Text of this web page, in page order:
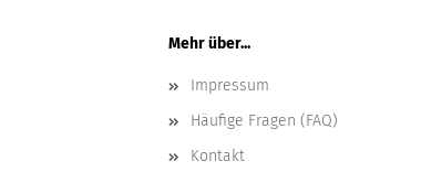
Mehr über...
Impressum
Häufige Fragen (FAQ)
Kontakt